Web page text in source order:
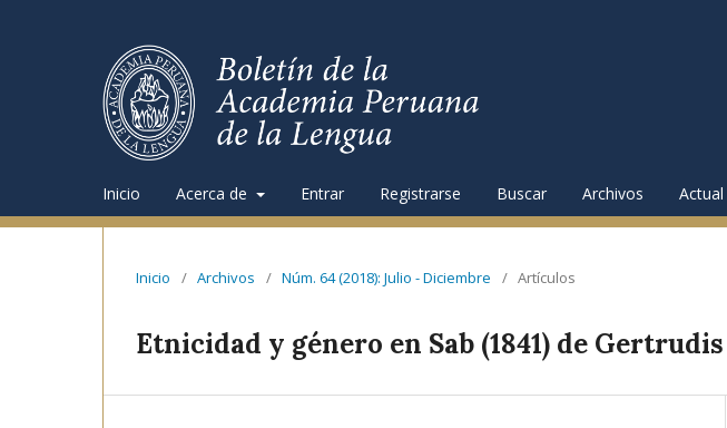
Inicio Acerca de Entrar Registrarse Buscar Archivos Actual
Inicio / Archivos / Núm. 64 (2018): Julio - Diciembre / Artículos
Etnicidad y género en Sab (1841) de